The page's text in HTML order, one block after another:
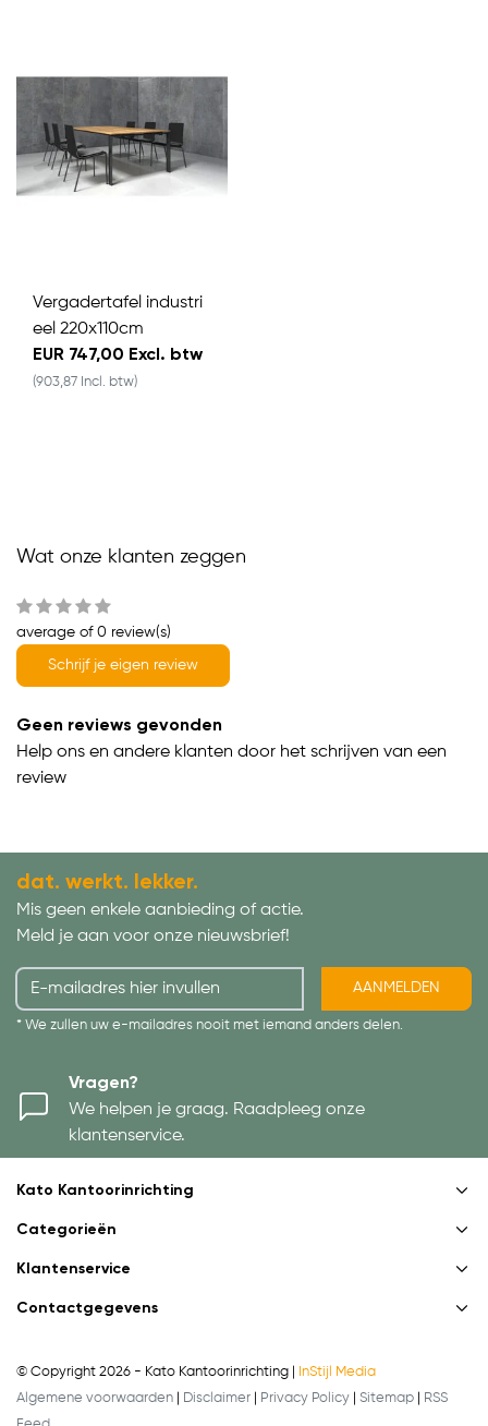
Vergadertafel industri
eel 220x110cm
EUR 747,00 Excl. btw
(903,87 Incl. btw)
Wat onze klanten zeggen
average of 0 review(s)
Schrijf je eigen review
Geen reviews gevonden
Help ons en andere klanten door het schrijven van een
review
dat. werkt. lekker.
Mis geen enkele aanbieding of actie.
Meld je aan voor onze nieuwsbrief!
AANMELDEN
* We zullen uw e-mailadres nooit met iemand anders delen.
Vragen?
We helpen je graag. Raadpleeg onze
klantenservice.
Kato Kantoorinrichting
Categorieën
Klantenservice
Contactgegevens
© Copyright 2026 - Kato Kantoorinrichting |
InStijl Media
Algemene voorwaarden
Disclaimer Privacy Policy Sitemap
RSS